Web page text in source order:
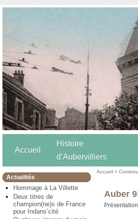
Accueil
Histoire
d’Aubervilliers
Actualités
Hommage à La Villette
Deux titres de
champion(ne)s de France
pour Indans’cité
Accueil >
Auber